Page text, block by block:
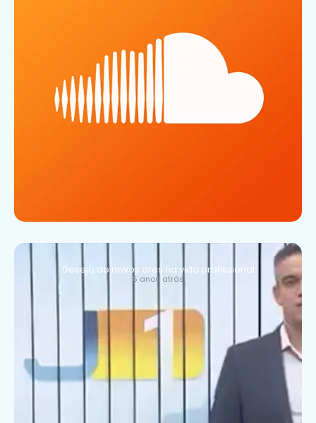
Desejo de novos ares na vida profissional
5 anos atrás